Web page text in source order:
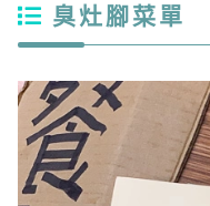
臭灶腳菜單